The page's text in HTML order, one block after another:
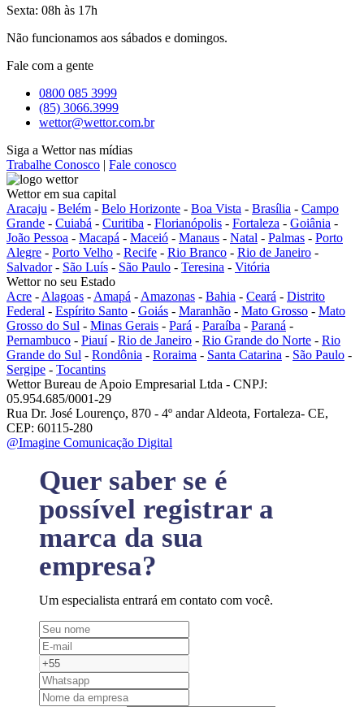
Sexta: 08h às 17h
Não funcionamos aos sábados e domingos.
Fale com a gente
0800 085 3999
(85) 3066.3999
wettor@wettor.com.br
Siga a Wettor nas mídias
Trabalhe Conosco | Fale conosco
Wettor em sua capital
Aracaju - Belém - Belo Horizonte - Boa Vista - Brasília - Campo
Grande - Cuiabá - Curitiba - Florianópolis - Fortaleza - Goiânia -
João Pessoa - Macapá - Maceió - Manaus - Natal - Palmas - Porto
Alegre - Porto Velho - Recife - Rio Branco - Rio de Janeiro -
Salvador- São Luís - São Paulo - Teresina - Vitória
Wettor no seu Estado
Acre - Alagoas - Amapá - Amazonas - Bahia - Ceará - Distrito
Federal - Espírito Santo - Goiás - Maranhão - Mato Grosso - Mato
Grosso do Sul - Minas Gerais - Pará - Paraíba - Paraná -
Pernambuco - Piauí- Rio de Janeiro - Rio Grande do Norte - Rio
Grande do Sul - Rondônia - Roraima - Santa Catarina - São Paulo -
Sergipe - Tocantins
Wettor Bureau de Apoio Empresarial Ltda - CNPJ:
05.954.685/0001-29
Rua Dr. José Lourenço, 870 - 4º andar Aldeota, Fortaleza- CE,
CEP: 60115-280
@Imagine Comunicação Digital
Quer saber se é
possível registrar a
marca da sua
empresa?
Um especialista entrará em contato com você.